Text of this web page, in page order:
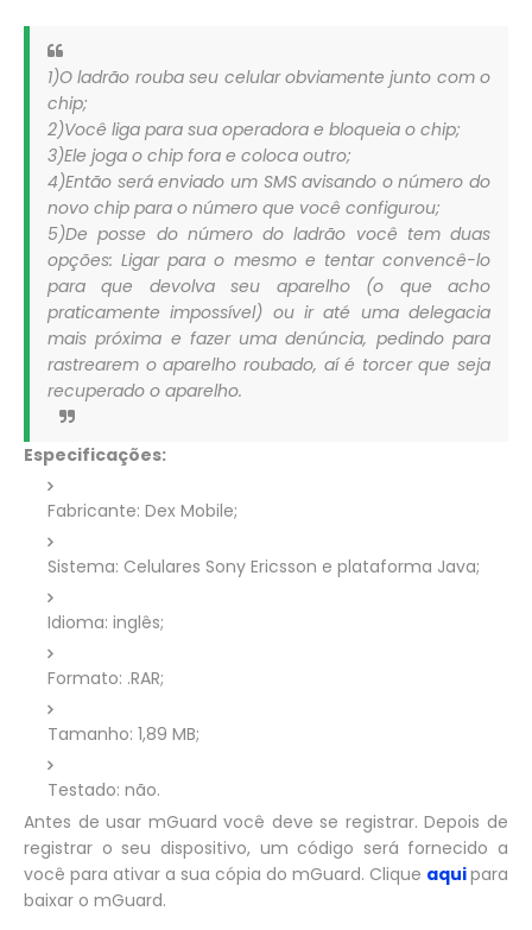
1)O ladrão rouba seu celular obviamente junto com o
chip;
2)Você liga para sua operadora e bloqueia o chip;
3)Ele joga o chip fora e coloca outro;
4)Então será enviado um SMS avisando o número do
novo chip para o número que você configurou;
5)De posse do número do ladrão você tem duas
opções: Ligar para o mesmo e tentar convencê-lo
para que devolva seu aparelho (o que acho
praticamente impossível) ou ir até uma delegacia
mais próxima e fazer uma denúncia, pedindo para
rastrearem o aparelho roubado, aí é torcer que seja
recuperado o aparelho.
Especificações:
Fabricante: Dex Mobile;
Sistema: Celulares Sony Ericsson e plataforma Java;
Idioma: inglês;
Formato: .RAR;
Tamanho: 1,89 MB;
Testado: não.
Antes de usar mGuard você deve se registrar. Depois de
registrar o seu dispositivo, um código será fornecido a
você para ativar a sua cópia do mGuard. Clique aquipara
baixar o mGuard.